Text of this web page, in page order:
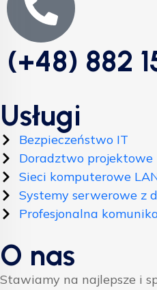
(+48) 882
Usługi
Bezpieczeństwo IT
Doradztwo projektowe
Sieci komputerowe
Systemy serwerowe z
Profesjonalna
O nas
Stawiamy na najlepsze i